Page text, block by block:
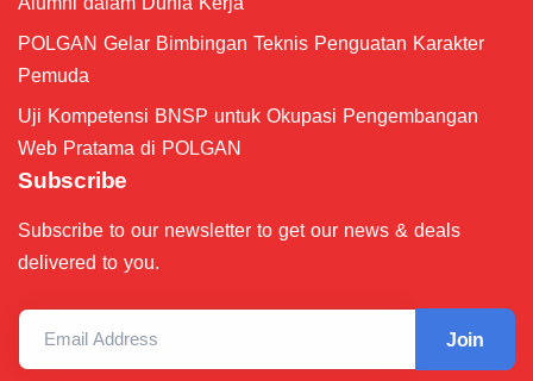
POLGAN Gelar Bimbingan Teknis Penguatan Karakter
Pemuda
Uji Kompetensi BNSP untuk Okupasi Pengembangan
Web Pratama di POLGAN
Subscribe
Subscribe to our newsletter to get our news & deals
delivered to you.
Email Address